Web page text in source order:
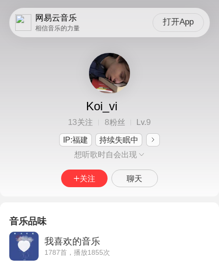
网易云音乐
相信音乐的力量
打开App
Koi_vi
13关注 8粉丝 Lv.9
IP:福建
持续失眠中
想听歌时自会出现
关注 聊天
音乐品味
我喜欢的音乐
1787首，播放1855次